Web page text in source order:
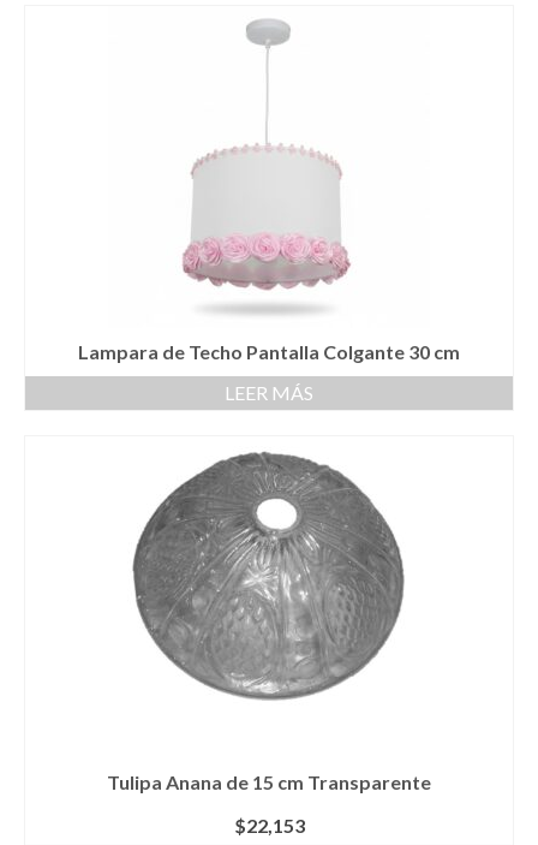
Lampara de Techo Pantalla Colgante 30 cm
LEER MÁS
Tulipa Anana de 15 cm Transparente
$22,153